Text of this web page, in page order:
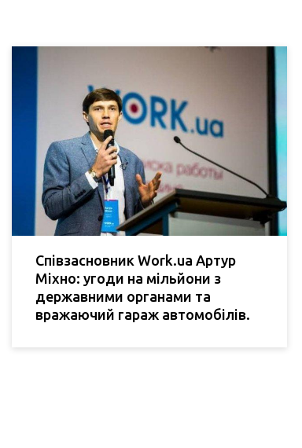
Співзасновник Work.ua Артур
Міхно: угоди на мільйони з
державними органами та
вражаючий гараж автомобілів.